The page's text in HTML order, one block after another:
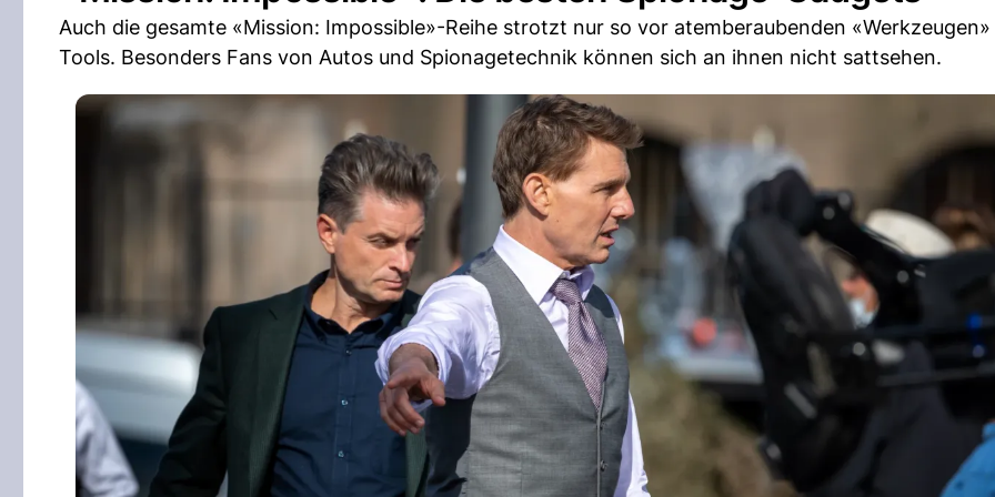
Auch die gesamte «Mission: Impossible»-Reihe strotzt nur so vor atemberaubenden
Tools. Besonders Fans von Autos und Spionagetechnik können sich an ihnen nicht sattsehen.